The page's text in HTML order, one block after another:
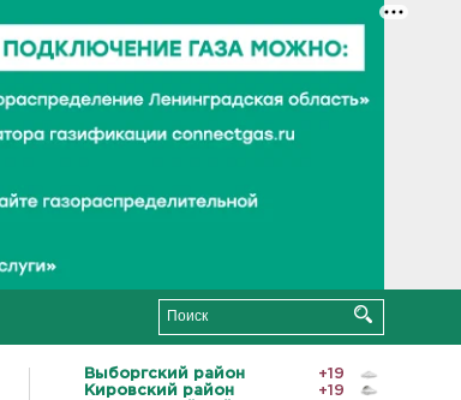
Выборгский район
+19
Кировский район
+19